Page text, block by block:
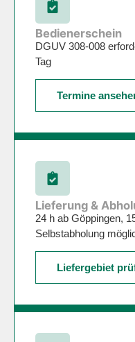
Bedienerschein
DGUV 308-008
Tag
Termine
Lieferung &
24 h ab Göppingen,
Selbstabholung
Liefergebiet